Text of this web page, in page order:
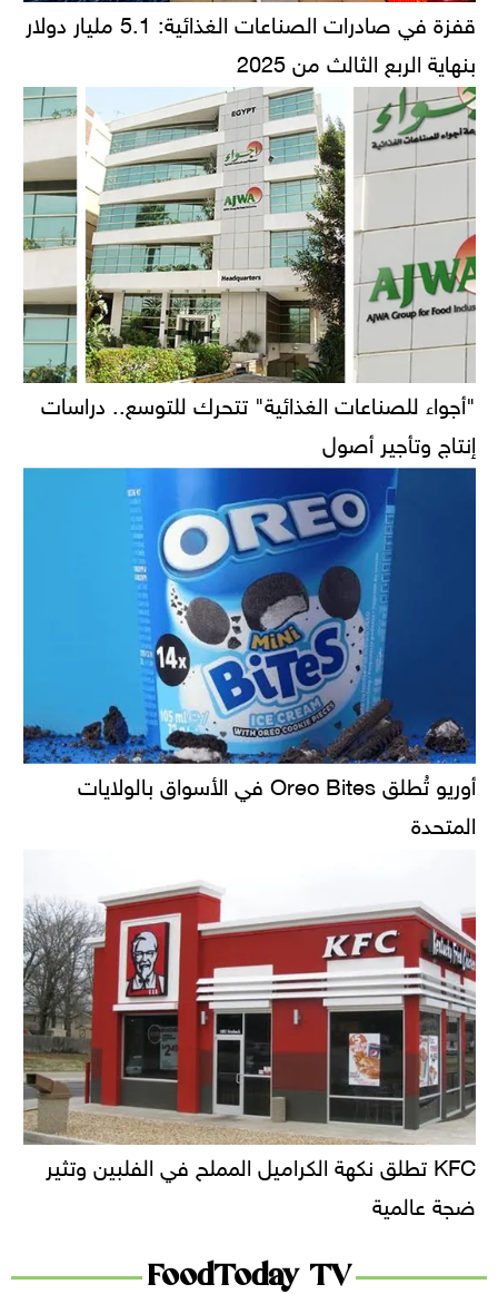
قفزة في صادرات الصناعات الغذائية: 5.1 مليار دولار
بنهاية الربع الثالث من 2025
"أجواء للصناعات الغذائية" تتحرك للتوسع.. دراسات
إنتاج وتأجير أصول
أوريو تُطلق Oreo Bites في الأسواق بالولايات
المتحدة
KFC تطلق نكهة الكراميل المملح في الفلبين وتثير
ضجة عالمية
FoodToday TV